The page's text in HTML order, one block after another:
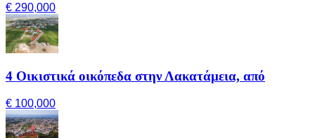
€ 290,000
4 Οικιστικά οικόπεδα στην Λακατάμεια, από
€ 100,000